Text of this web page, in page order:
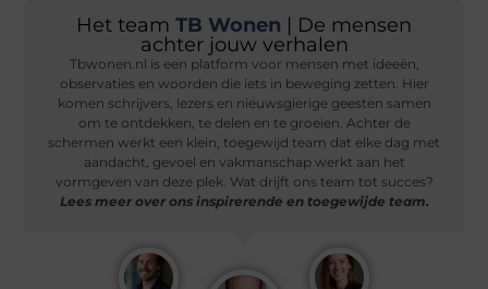
Het team TB Wonen | De mensen
achter jouw verhalen
Tbwonen.nl is een platform voor mensen met ideeën,
observaties en woorden die iets in beweging zetten. Hier
komen schrijvers, lezers en nieuwsgierige geesten samen
om te ontdekken, te delen en te groeien. Achter de
schermen werkt een klein, toegewijd team dat elke dag met
aandacht, gevoel en vakmanschap werkt aan het
vormgeven van deze plek. Wat drijft ons team tot succes?
Lees meer over ons inspirerende en toegewijde team.